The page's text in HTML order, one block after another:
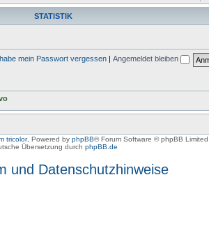
STATISTIK
mein Passwort vergessen Angemeldet bleiben
tricolor, Powered by phpBB® Forum Software © phpBB Limited
Übersetzung durch phpBB.de
und Datenschutzhinweise